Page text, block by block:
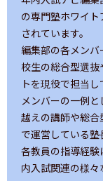
の専門塾ホワイ
されています。
編集部の各メン
校生の総合型選
トを現役で担当し
メンバーの一例
越えの講師や総
で運営している塾
各教員の指導経
内入試関連の様々